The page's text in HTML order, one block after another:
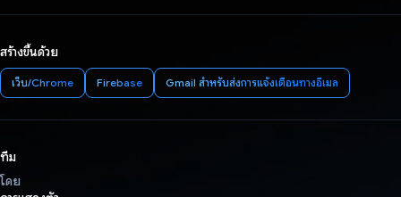
สร้างขึ้นด้วย
เว็บ/Chrome Firebase Gmail สำหรับส่งการแจ้งเตือนทางอีเมล
ทีม
โดย